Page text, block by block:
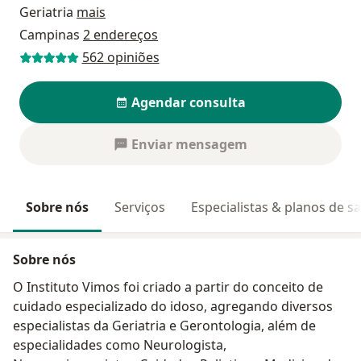
Geriatria mais
Campinas 2 endereços
562 opiniões
Agendar consulta
Enviar mensagem
Sobre nós Serviços Especialistas & planos de
Sobre nós
O Instituto Vimos foi criado a partir do conceito de
cuidado especializado do idoso, agregando diversos
especialistas da Geriatria e Gerontologia, além de
especialidades como Neurologista,